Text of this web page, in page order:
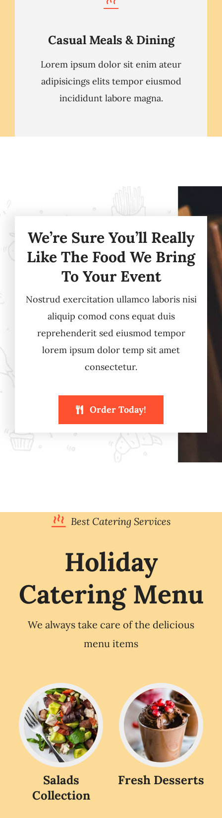
Casual Meals & Dining
Lorem ipsum dolor sit enim ateur
adipisicings elits tempor eiusmod
incididunt labore magna.
We’re Sure You’ll Really
Like The Food We Bring
To Your Event
Nostrud exercitation ullamco laboris nisi
aliquip comod cons equat duis
reprehenderit sed eiusmod tempor
lorem ipsum dolor temp sit amet
consectetur.
Order Today!
Best Catering Services
Holiday
Catering Menu
We always take care of the delicious
menu items
Salads
Collection
Fresh Desserts